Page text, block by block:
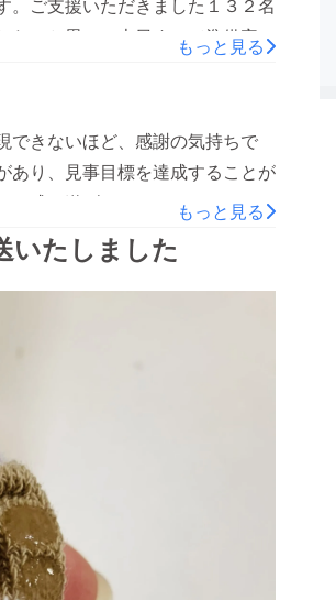
たいと思い、本日すべて準備完
！小田
もっと見る
できないほど、感謝の気持ちで
あり、見事目標を達成することが
成し遂げられなかったですし、
あたたかいかたが大勢いること
こが困っていることは他のうさ
宇宙１幸せにしたい気持ちで問題
一員になってもらうということ
庭でかうということはそのぶん
過ごしやすいように作った製品
た。他のリターンについても順
もっと見る
いたしました